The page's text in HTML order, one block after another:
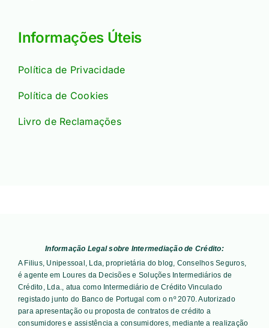
Informações Úteis
Política de Privacidade
Política de Cookies
Livro de Reclamações
Informação Legal sobre Intermediação de Crédito:
A Filius, Unipessoal, Lda, proprietária do blog, Conselhos Seguros,
é agente em Loures da Decisões e Soluções Intermediários de
Crédito, Lda., atua como Intermediário de Crédito Vinculado
registado junto do Banco de Portugal com o nº 2070. Autorizado
para apresentação ou proposta de contratos de crédito a
consumidores e assistência a consumidores, mediante a realização